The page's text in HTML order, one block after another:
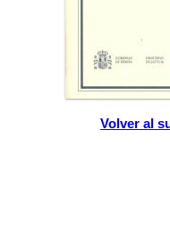
Volver al